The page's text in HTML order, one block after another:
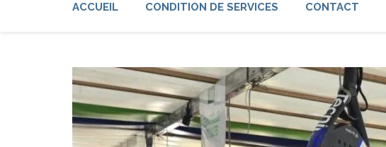
ACCUEIL CONDITION DE SERVICES CONTACT